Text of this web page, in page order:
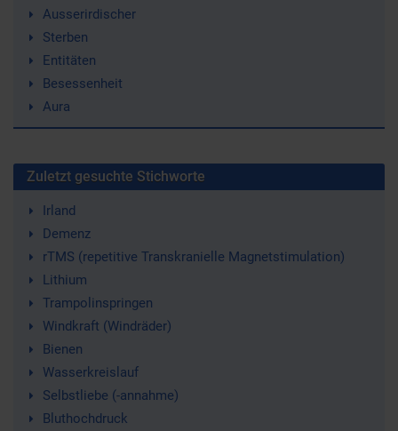
Ausserirdischer
Sterben
Entitäten
Besessenheit
Aura
Zuletzt gesuchte Stichworte
Irland
Demenz
rTMS (repetitive Transkranielle Magnetstimulation)
Lithium
Trampolinspringen
Windkraft (Windräder)
Bienen
Wasserkreislauf
Selbstliebe (-annahme)
Bluthochdruck